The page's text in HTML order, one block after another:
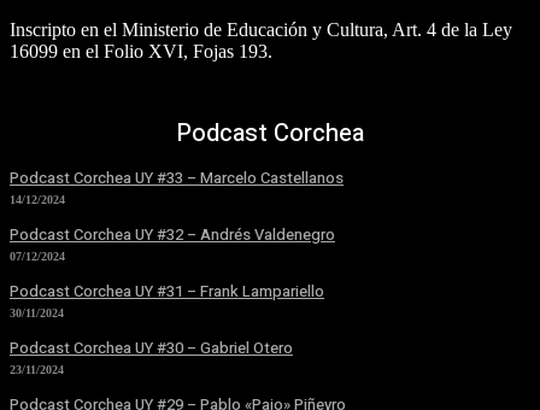
Inscripto en el Ministerio de Educación y Cultura, Art. 4 de la Ley
16099 en el Folio XVI, Fojas 193.
Podcast Corchea
Podcast Corchea UY #33 – Marcelo Castellanos
14/12/2024
Podcast Corchea UY #32 – Andrés Valdenegro
07/12/2024
Podcast Corchea UY #31 – Frank Lampariello
30/11/2024
Podcast Corchea UY #30 – Gabriel Otero
23/11/2024
Podcast Corchea UY #29 – Pablo «Paio» Piñeyro